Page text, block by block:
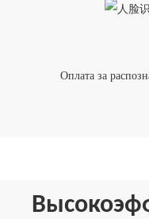
Оплата за